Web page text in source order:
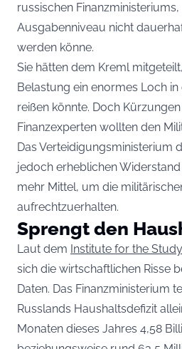
russischen
Ausgabenniveau nicht
werden könne.
Sie hätten dem Kreml
Belastung ein enormes Loch
reißen könnte. Doch
Finanzexperten wollten den
Das Verteidigungsministerium
jedoch erheblichen
mehr Mittel, um die
aufrechtzuerhalten.
Sprengt den
Laut dem Institute for the
sich die wirtschaftlichen Risse
Daten. Das Finanzministerium
Russlands Haushaltsdefizit
Monaten dieses Jahres 4,58